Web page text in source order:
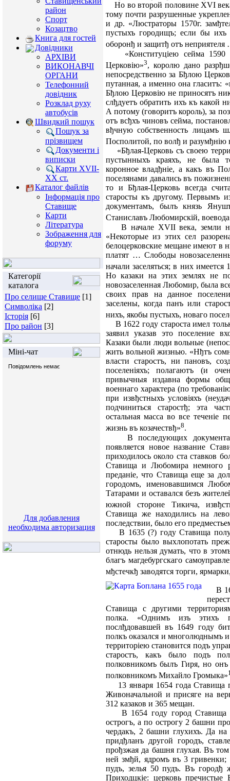
район
Спорт
Козацтво
Книга для гостей
Довідники
АРХІВИ
ВИКОНАВЧІ
ОРГАНИ
Телефонний
довідник
Розклад руху
автобусів
Швидкий пошук
Пошук за
прізвищем
Документи і
виписки
Карти XVII-
XX ст.
Каталог файлів
Інформація про
Ставище
Карти
Література
Зображення для
форуму
Категорії
каталога
Про селище Ставище [1]
Символіка [2]
Історія [6]
Про район [3]
Міні-чат
Для добавления
необходима авторизация
Но во второй половине XVI
тому почти разрушенные
и др. «Люстраторы 1570г.
пустыхъ городищъ; если бы ихъ
оборонђ и защитђ отъ
«Конституціею сейма 1590
Церковію»3, королю дано
непосредственно за Бђлою
путанная, а именно она гласитъ:
Бђлою Церковію не приносятъ
слђдуетъ обратить ихъ къ какой
А потому (говоритъ король), за
отъ всђхъ чиновъ сейма,
вђчную собственность лицамъ
Посполитой, по волђ и разумђнію
«Бђлая-Церковь съ своею
пустынныхъ краяхъ, не была
коронное владђнiе, а какъ въ
поселянами давались въ
то и Бђлая-Церковь всегда
старосты къ другому. Первымъ
документамъ, былъ князь
Станиславъ Любомирскiй,
В начале XVII века, земли
«Некоторые из этих сел
белоцерковские мещане имеют в
платят … Слободы
начали заселяться; в них
Но казаки на этих землях не
новозаселенная Любомир, была
своих прав на данное
заселены, когда панъ или
нихъ, якобы пустыхъ, новаго
В 1622 году староста имел
заявил указав это поселение
Казаки были люди вольные
жить вольной жизнью. «Нђтъ
власти старостъ, ни пановъ,
поселеніяхъ; полагаютъ (и
привычныя издавна формы
военнаго характера (по
при извђстныхъ условіяхъ
подчиниться старостђ; эта
остальная масса во все теченіе
жизнь въ козачествђ»8.
В последующих
появляется новое название
приходилось около ста ставков
Ставища и Любомира немного
преданiе, что Ставища еще за
городомъ, именовавшимся
Татарами и оставался безъ
южной стороне Тикича,
Ставища же находились на
последствии, было его
В 1635 (?) году Ставища
старосты было выхлопотать
отнюдь нельзя думать, что в
благъ магдебургскаго
мђстечкђ заводятся торги,
В
Ставища с другими
полка. «Однимъ изъ этихъ
послђдовавшей въ 1649 году
полкъ оказался и многолюднымъ
территорiею становится подъ
старостъ, какъ было подъ
полковникомъ былъ Гиря, но
полковникомъ Михайло Громыка»
13 января 1654 года Ставища
Живоначальной и присяге на
312 казаков и 365 мещан.
В 1654 году город Ставища
острогъ, а по острогу 2 башни
чердакъ, 2 башни глухихъ. Да
придђланъ другой городъ,
прођзжая да башня глухая. Въ
ней змђй, ядромъ въ 3
пудъ, зелья 50 пудъ. Въ городђ
Приходцкiе: церковь